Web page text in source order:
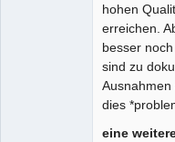
hohen
erreichen.
besser
sind zu
Ausnahmen
dies
eine